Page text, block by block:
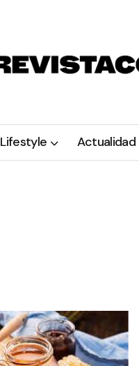
Lifestyle Actualidad